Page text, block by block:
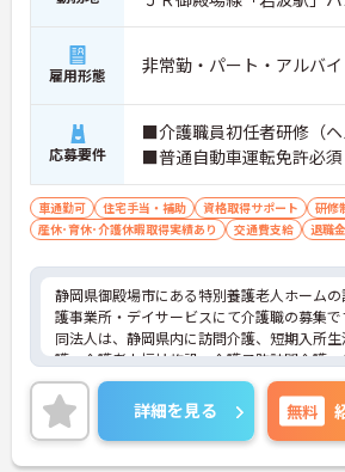
雇用形態 非常勤・パート・アルバイ
応募要件
■介護職員初任者研修（
■普通自動車運転免許必須
車通勤可 住宅手当・補助 資格取得サポート
研修
産休･育休･介護休暇取得実績あり
交通費支給 退職
静岡県御殿場市にある特別養護老人ホームの
護事業所・デイサービスにて介護職の募集で
同法人は、静岡県内に訪問介護、短期入所生
護、介護老人福祉施設、介護予防訪問介護、
園、児童発達支援センターなどさまざま施
しています。
ご興味のある方はお気軽にお問い合わせくだ
詳細を見る 無料